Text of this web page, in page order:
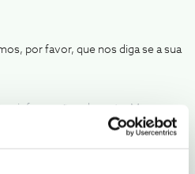
por favor, que nos diga se a sua
informação relevante. Marque
"Like" nos melhores comentários.